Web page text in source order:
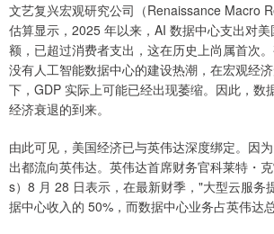
文艺复兴宏观研究公司（Renaissance Macro
估算显示，2025 年以来，AI 数据中心支出对
额，已超过消费者支出，这在历史上尚属首次
没有人工智能数据中心的建设热潮，在宏观经
下，GDP 实际上可能已经出现萎缩。因此，数
经济衰退的到来。
由此可见，美国经济已与英伟达深度绑定。因
出都流向英伟达。英伟达首席财务官科莱特・
s）8 月 28 日表示，在最新财季，"大型云服务
据中心收入的 50%，而数据中心业务占英伟达